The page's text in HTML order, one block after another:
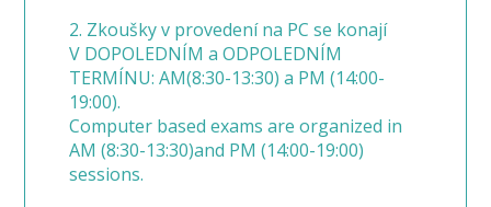
2. Zkoušky v provedení na PC se konají
V DOPOLEDNÍM a ODPOLEDNÍM
TERMÍNU: AM(8:30-13:30) a PM (14:00-
19:00).
Computer based exams are organized in
AM (8:30-13:30)and PM (14:00-19:00)
sessions.